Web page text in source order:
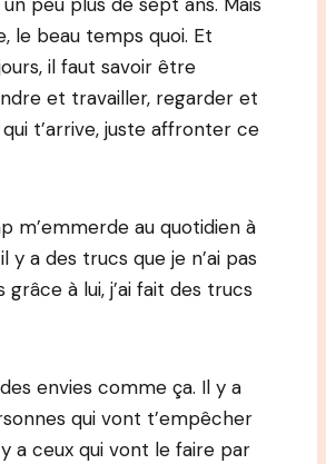
peu plus de sept ans. Mais
le beau temps quoi. Et
il faut savoir être
et travailler, regarder et
t’arrive, juste affronter ce
m’emmerde au quotidien à
y a des trucs que je n’ai pas
grâce à lui, j’ai fait des trucs
envies comme ça. Il y a
qui vont t’empêcher
a ceux qui vont le faire par